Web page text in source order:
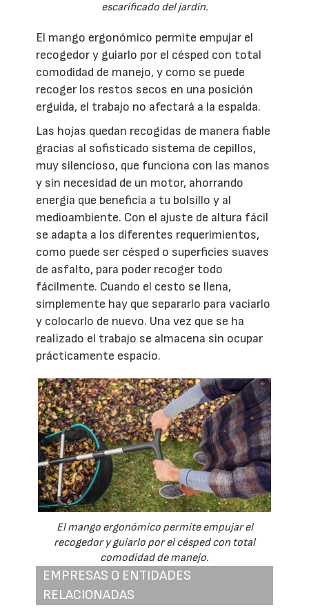
escarificado del jardín.
El mango ergonómico permite empujar el
recogedor y guiarlo por el césped con total
comodidad de manejo, y como se puede
recoger los restos secos en una posición
erguida, el trabajo no afectará a la espalda.
Las hojas quedan recogidas de manera fiable
gracias al sofisticado sistema de cepillos,
muy silencioso, que funciona con las manos
y sin necesidad de un motor, ahorrando
energía que beneficia a tu bolsillo y al
medioambiente. Con el ajuste de altura fácil
se adapta a los diferentes requerimientos,
como puede ser césped o superficies suaves
de asfalto, para poder recoger todo
fácilmente. Cuando el cesto se llena,
simplemente hay que separarlo para vaciarlo
y colocarlo de nuevo. Una vez que se ha
realizado el trabajo se almacena sin ocupar
prácticamente espacio.
El mango ergonómico permite empujar el
recogedor y guiarlo por el césped con total
comodidad de manejo.
EMPRESAS O ENTIDADES
RELACIONADAS